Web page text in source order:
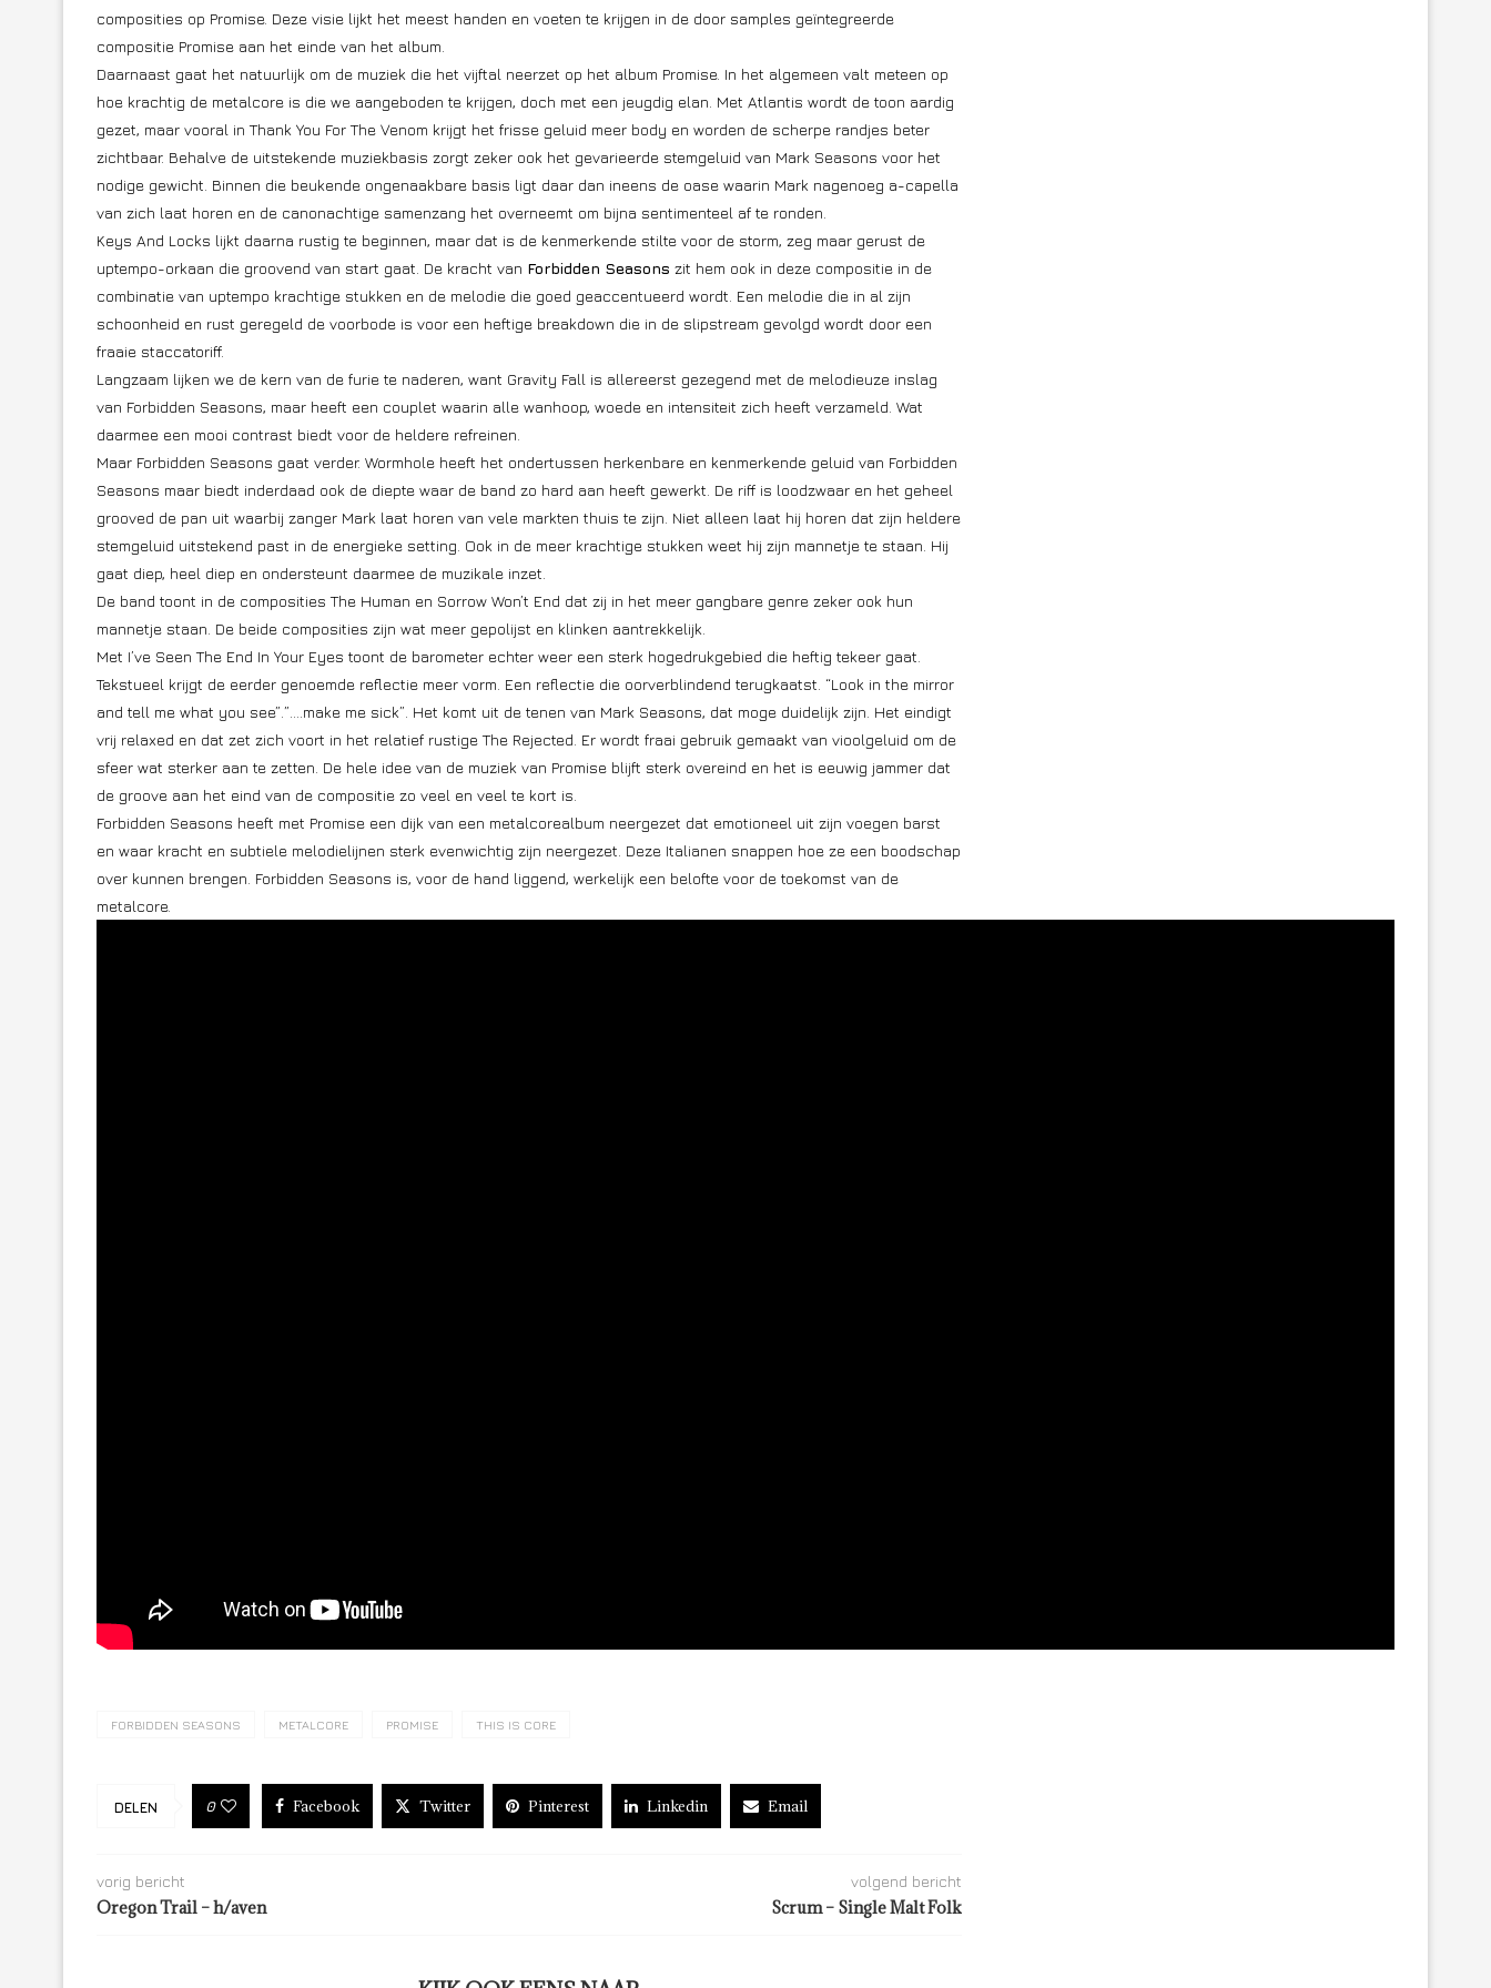
composities op Promise. Deze visie lijkt het meest handen en voeten te krijgen in de door samples geïntegreerde
compositie Promise aan het einde van het album.
Daarnaast gaat het natuurlijk om de muziek die het vijftal neerzet op het album Promise. In het algemeen valt meteen op
hoe krachtig de metalcore is die we aangeboden te krijgen, doch met een jeugdig elan. Met Atlantis wordt de toon aardig
gezet, maar vooral in Thank You For The Venom krijgt het frisse geluid meer body en worden de scherpe randjes beter
zichtbaar. Behalve de uitstekende muziekbasis zorgt zeker ook het gevarieerde stemgeluid van Mark Seasons voor het
nodige gewicht. Binnen die beukende ongenaakbare basis ligt daar dan ineens de oase waarin Mark nagenoeg a-capella
van zich laat horen en de canonachtige samenzang het overneemt om bijna sentimenteel af te ronden.
Keys And Locks lijkt daarna rustig te beginnen, maar dat is de kenmerkende stilte voor de storm, zeg maar gerust de
uptempo-orkaan die groovend van start gaat. De kracht van Forbidden Seasons zit hem ook in deze compositie in de
combinatie van uptempo krachtige stukken en de melodie die goed geaccentueerd wordt. Een melodie die in al zijn
schoonheid en rust geregeld de voorbode is voor een heftige breakdown die in de slipstream gevolgd wordt door een
fraaie staccatoriff.
Langzaam lijken we de kern van de furie te naderen, want Gravity Fall is allereerst gezegend met de melodieuze inslag
van Forbidden Seasons, maar heeft een couplet waarin alle wanhoop, woede en intensiteit zich heeft verzameld. Wat
daarmee een mooi contrast biedt voor de heldere refreinen.
Maar Forbidden Seasons gaat verder. Wormhole heeft het ondertussen herkenbare en kenmerkende geluid van Forbidden
Seasons maar biedt inderdaad ook de diepte waar de band zo hard aan heeft gewerkt. De riff is loodzwaar en het geheel
grooved de pan uit waarbij zanger Mark laat horen van vele markten thuis te zijn. Niet alleen laat hij horen dat zijn heldere
stemgeluid uitstekend past in de energieke setting. Ook in de meer krachtige stukken weet hij zijn mannetje te staan. Hij
gaat diep, heel diep en ondersteunt daarmee de muzikale inzet.
De band toont in de composities The Human en Sorrow Won’t End dat zij in het meer gangbare genre zeker ook hun
mannetje staan. De beide composities zijn wat meer gepolijst en klinken aantrekkelijk.
Met I’ve Seen The End In Your Eyes toont de barometer echter weer een sterk hogedrukgebied die heftig tekeer gaat.
Tekstueel krijgt de eerder genoemde reflectie meer vorm. Een reflectie die oorverblindend terugkaatst. “Look in the mirror
and tell me what you see”.”….make me sick”. Het komt uit de tenen van Mark Seasons, dat moge duidelijk zijn. Het eindigt
vrij relaxed en dat zet zich voort in het relatief rustige The Rejected. Er wordt fraai gebruik gemaakt van vioolgeluid om de
sfeer wat sterker aan te zetten. De hele idee van de muziek van Promise blijft sterk overeind en het is eeuwig jammer dat
de groove aan het eind van de compositie zo veel en veel te kort is.
Forbidden Seasons heeft met Promise een dijk van een metalcorealbum neergezet dat emotioneel uit zijn voegen barst
en waar kracht en subtiele melodielijnen sterk evenwichtig zijn neergezet. Deze Italianen snappen hoe ze een boodschap
over kunnen brengen. Forbidden Seasons is, voor de hand liggend, werkelijk een belofte voor de toekomst van de
metalcore.
FORBIDDEN SEASONS METALCORE PROMISE THIS IS CORE
DELEN 0 Facebook Twitter Pinterest Linkedin Email
vorig bericht
Oregon Trail – h/aven
volgend bericht
Scrum – Single Malt Folk